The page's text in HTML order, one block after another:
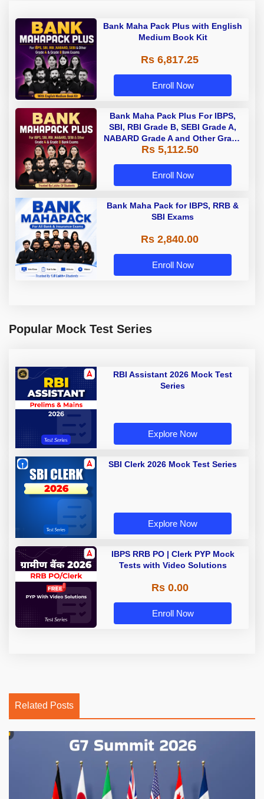
Bank Maha Pack Plus with English
Medium Book Kit
Rs 6,817.25
Enroll Now
Bank Maha Pack Plus For IBPS,
SBI, RBI Grade B, SEBI Grade A,
NABARD Grade A and Other Grade
A & Grade B Bank Exams
Rs 5,112.50
Enroll Now
Bank Maha Pack for IBPS, RRB &
SBI Exams
Rs 2,840.00
Enroll Now
Popular Mock Test Series
RBI Assistant 2026 Mock Test
Series
Explore Now
SBI Clerk 2026 Mock Test Series
Explore Now
IBPS RRB PO | Clerk PYP Mock
Tests with Video Solutions
Rs 0.00
Enroll Now
Related Posts